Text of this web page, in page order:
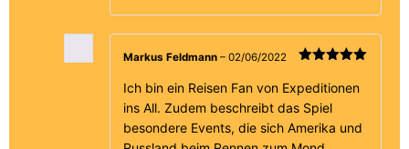
mit5von 5
Markus Feldmann – 02/06/2022
Ich bin ein Reisen Fan von Expeditionen
ins All. Zudem beschreibt das Spiel
besondere Events, die sich Amerika und